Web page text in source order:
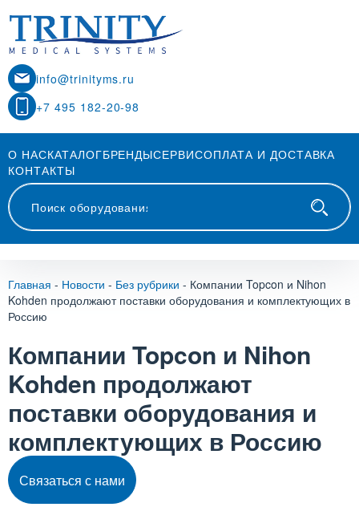
info@trinityms.ru
+7 495 182-20-98
О НАСКАТАЛОГБРЕНДЫСЕРВИСОПЛАТА И ДОСТАВКА
КОНТАКТЫ
Главная - Новости - Без рубрики - Компании Topcon и Nihon
Kohden продолжают поставки оборудования и комплектующих в
Россию
Компании Topcon и Nihon
Kohden продолжают
поставки оборудования и
комплектующих в Россию
Связаться с нами